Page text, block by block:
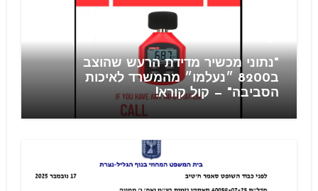
"נתוני מכשיר מדידת הרעש שהוצב
ב8200 ״נעלמו״ מהמשרד לאיכות
הסביבה" — קול קורא!